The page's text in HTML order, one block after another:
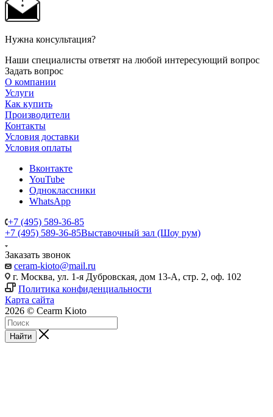
Нужна консультация?
Наши специалисты ответят на любой интересующий вопрос
Задать вопрос
О компании
Услуги
Как купить
Производители
Контакты
Условия доставки
Условия оплаты
Вконтакте
YouTube
Одноклассники
WhatsApp
+7 (495) 589-36-85
+7 (495) 589-36-85Выставочный зал (Шоу рум)
Заказать звонок
ceram-kioto@mail.ru
г. Москва, ул. 1-я Дубровская, дом 13-А, стр. 2, оф. 102
Политика конфиденциальности
Карта сайта
2026 © Cearm Kioto
Найти